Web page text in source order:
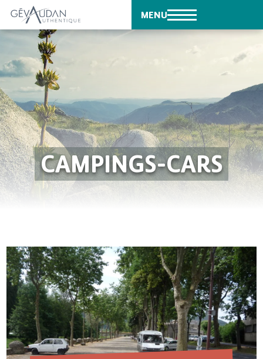
MENU
CAMPINGS-CARS